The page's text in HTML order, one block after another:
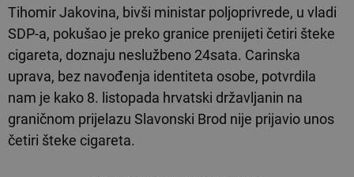
Tihomir Jakovina, bivši ministar poljoprivrede, u vladi
SDP-a, pokušao je preko granice prenijeti četiri šteke
cigareta, doznaju neslužbeno 24sata. Carinska
uprava, bez navođenja identiteta osobe, potvrdila
nam je kako 8. listopada hrvatski državljanin na
graničnom prijelazu Slavonski Brod nije prijavio unos
četiri šteke cigareta.